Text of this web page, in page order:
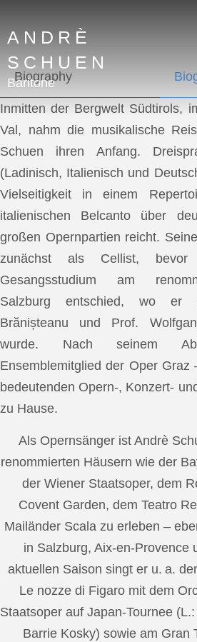
ANDRÈ
SCHUEN
Baritone
Biography
Inmitten der Bergwelt Südtirols,
Val, nahm die musikalische
Schuen ihren Anfang.
(Ladinisch, Italienisch und
Vielseitigkeit in einem
italienischen Belcanto über
großen Opernpartien reicht.
zunächst als Cellist,
Gesangsstudium am
Salzburg entschied, wo er
Brănișteanu und Prof.
wurde. Nach seinem
Ensemblemitglied der Oper
bedeutenden Opern-, Konzert-
zu Hause.
Als Opernsänger ist Andrè
renommierten Häusern wie der
der Wiener Staatsoper, dem
Covent Garden, dem Teatro
Mailänder Scala zu erleben –
in Salzburg, Aix-en-Provence
aktuellen Saison singt er u. a.
Le nozze di Figaro mit dem
Staatsoper auf Japan-Tournee
Barrie Kosky) sowie am Gran